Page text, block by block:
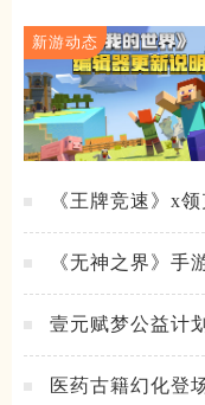
新游动态
《王牌竞速》x
《无神之界》手
壹元赋梦公益计
医药古籍幻化登